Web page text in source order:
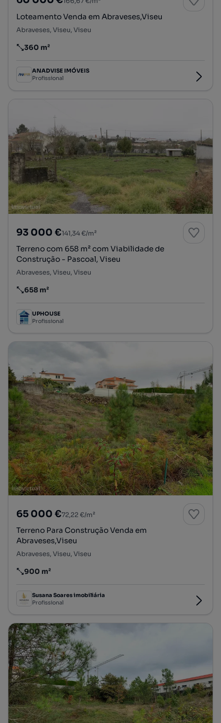
Loteamento Venda em Abraveses,Viseu
Abraveses, Viseu, Viseu
Preço por metro quadrado
360 m²
ANADVISE IMÓVEIS
Profissional
93 000 €141,34 €/m²
Terreno com 658 m² com Viabilidade de
Construção - Pascoal, Viseu
Abraveses, Viseu, Viseu
Preço por metro quadrado
658 m²
UPHOUSE
Profissional
65 000 €72,22 €/m²
Terreno Para Construção Venda em
Abraveses,Viseu
Abraveses, Viseu, Viseu
Preço por metro quadrado
900 m²
Susana Soares imobiliária
Profissional